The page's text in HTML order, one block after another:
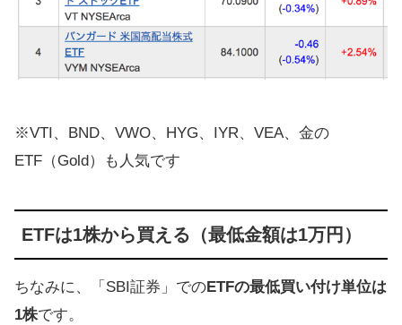
※VTI、BND、VWO、HYG、IYR、VEA、金の
ETF（Gold）も人気です
ETFは1株から買える（最低金額は1万円）
ちなみに、「SBI証券」でのETFの最低買い付け単位は
1株です。